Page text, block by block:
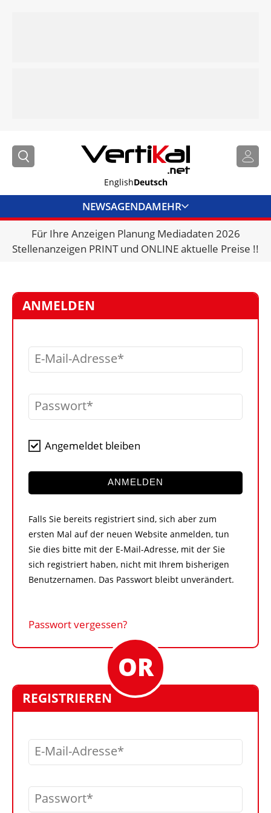
EnglishDeutsch
NEWSAGENDAMEHR
BRANCHENLINKS
VERMIETER
VIDEOS
BIBLIOTHEK
KRAN & BÜHNE
KONTAKT
Für Ihre Anzeigen Planung Mediadaten 2026
Stellenanzeigen PRINT und ONLINE aktuelle Preise !!
ANMELDEN
E-Mail-Adresse
Passwort
Angemeldet bleiben
ANMELDEN
Falls Sie bereits registriert sind, sich aber zum
ersten Mal auf der neuen Website anmelden, tun
Sie dies bitte mit der E-Mail-Adresse, mit der Sie
sich registriert haben, nicht mit Ihrem bisherigen
Benutzernamen. Das Passwort bleibt unverändert.
Passwort vergessen?
REGISTRIEREN
E-Mail-Adresse
Passwort